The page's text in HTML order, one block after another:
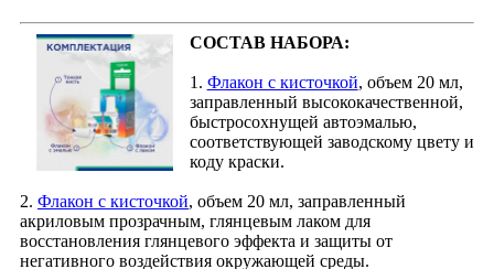
СОСТАВ НАБОРА:
1. Флакон с кисточкой, объем 20 мл,
заправленный высококачественной,
быстросохнущей автоэмалью,
соответствующей заводскому цвету и
коду краски.
2. Флакон с кисточкой, объем 20 мл, заправленный
акриловым прозрачным, глянцевым лаком для
восстановления глянцевого эффекта и защиты от
негативного воздействия окружающей среды.